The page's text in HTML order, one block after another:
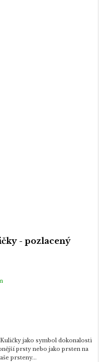
- pozlacený
jako symbol dokonalosti
prsty nebo jako prsten na
prsteny...